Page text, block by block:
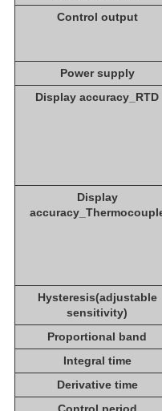
Control output
Power supply
Display accuracy_RTD
Display
Hysteresis(adjustable
sensitivity)
Proportional band
Integral time
Derivative time
Control period